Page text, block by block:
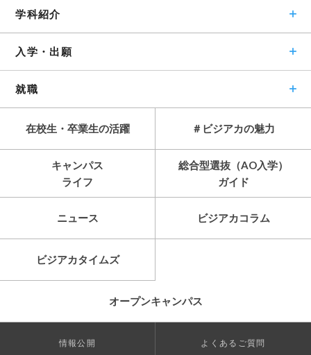
学科紹介
入学・出願
就職
在校生・卒業生の活躍 ＃ビジアカの魅力
キャンパス
ライフ
総合型選抜（AO入学）
ガイド
ニュース ビジアカコラム
ビジアカタイムズ
オープンキャンパス
情報公開 よくあるご質問